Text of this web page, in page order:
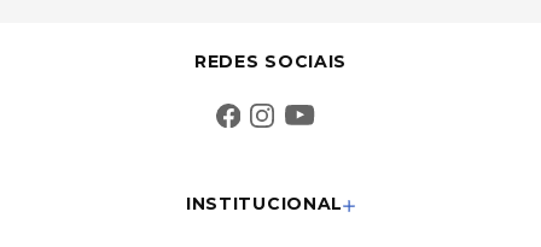
REDES SOCIAIS
INSTITUCIONAL